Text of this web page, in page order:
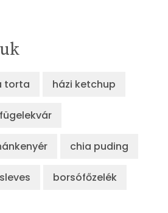
torta házi ketchup
fügelekvár
chia puding
borsófőzelék